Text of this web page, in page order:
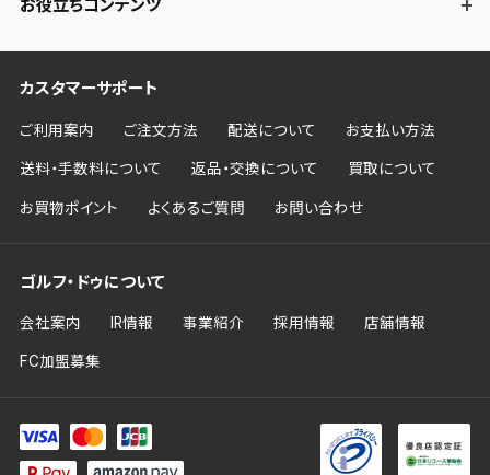
お役立ちコンテンツ
カスタマーサポート
ご利用案内 ご注文方法 配送について お支払い方法
送料・手数料について 返品・交換について 買取について
お買物ポイント よくあるご質問 お問い合わせ
ゴルフ・ドゥについて
会社案内 IR情報 事業紹介 採用情報 店舗情報
FC加盟募集